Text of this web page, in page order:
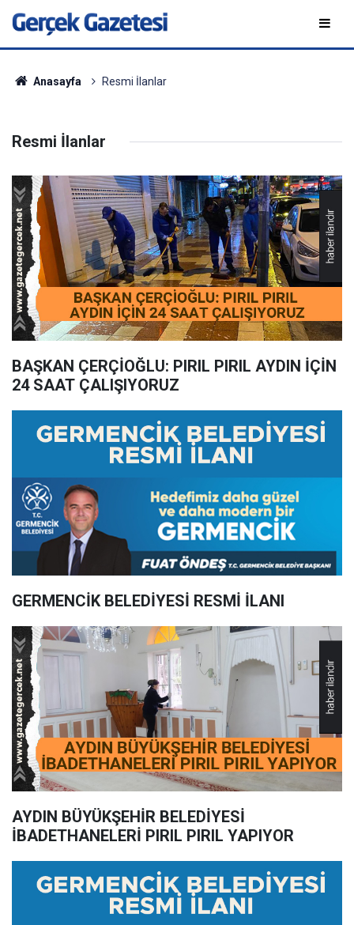
Anasayfa Resmi İlanlar
Resmi İlanlar
BAŞKAN ÇERÇİOĞLU: PIRIL PIRIL AYDIN İÇİN
24 SAAT ÇALIŞIYORUZ
GERMENCİK BELEDİYESİ RESMİ İLANI
AYDIN BÜYÜKŞEHİR BELEDİYESİ
İBADETHANELERİ PIRIL PIRIL YAPIYOR